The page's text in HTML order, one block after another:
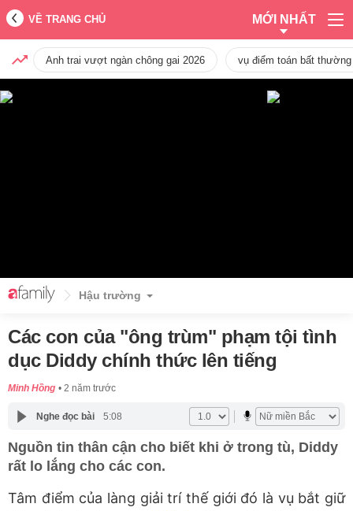
VỀ TRANG CHỦ MỚI NHẤT
Anh trai vượt ngàn chông gai 2026 vụ điểm toán bất
Hậu trường
Các con của "ông trùm" phạm tội tình
dục Diddy chính thức lên tiếng
Minh Hồng 2 năm trước
Nghe đọc bài 5:08
Nguồn tin thân cận cho biết khi ở trong tù, Diddy
rất lo lắng cho các con.
Tâm điểm của làng giải trí thế giới đó là vụ bắt giữ